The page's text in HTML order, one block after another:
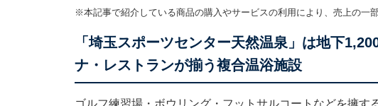
※本記事で紹介している商品の購入やサービスの利用により、売上の一
「埼玉スポーツセンター天然温泉」は地下
ナ・レストランが揃う複合温浴施設
ゴルフ練習場・ボウリング・フットサルコートなどを擁す